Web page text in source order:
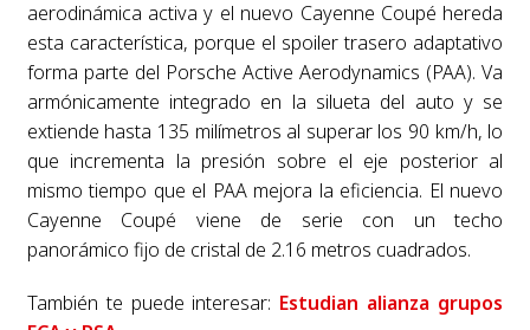
aerodinámica activa y el nuevo Cayenne Coupé hereda
esta característica, porque el spoiler trasero adaptativo
forma parte del Porsche Active Aerodynamics (PAA). Va
armónicamente integrado en la silueta del auto y se
extiende hasta 135 milímetros al superar los 90 km/h, lo
que incrementa la presión sobre el eje posterior al
mismo tiempo que el PAA mejora la eficiencia. El nuevo
Cayenne Coupé viene de serie con un techo
panorámico fijo de cristal de 2.16 metros cuadrados.
También te puede interesar: Estudian alianza grupos